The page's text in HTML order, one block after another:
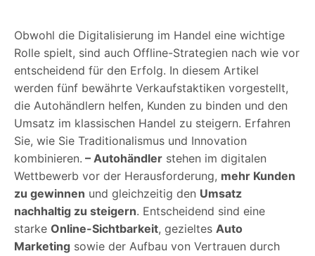
Obwohl die Digitalisierung im Handel eine wichtige
Rolle spielt, sind auch Offline-Strategien nach wie vor
entscheidend für den Erfolg. In diesem Artikel
werden fünf bewährte Verkaufstaktiken vorgestellt,
die Autohändlern helfen, Kunden zu binden und den
Umsatz im klassischen Handel zu steigern. Erfahren
Sie, wie Sie Traditionalismus und Innovation
kombinieren. – Autohändler stehen im digitalen
Wettbewerb vor der Herausforderung, mehr Kunden
zu gewinnen und gleichzeitig den Umsatz
nachhaltig zu steigern. Entscheidend sind eine
starke Online-Sichtbarkeit, gezieltes Auto
Marketing sowie der Aufbau von Vertrauen durch